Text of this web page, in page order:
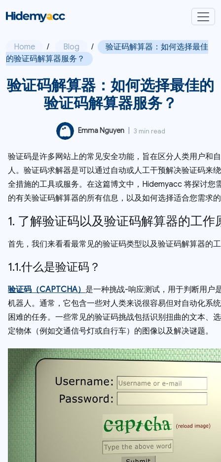
Home / Blog /
验证码解算器：如何选择最佳
的验证码解算器服务？
验证码解算器：如何选择最佳的
验证码解算器服务？
Emma Nguyen 3 min read
验证码是许多网站上的常见安全功能，旨在区分人类用户和
人。验证码求解器是可以通过自动或人工干预解决验证码来
全措施的工具或服务。在这篇博文中，Hidemyacc 将探讨您
的有关验证码解算器的所有信息，以及如何选择适合您需求
1. 了解验证码以及验证码解算器的工作
首先，我们来看看最常见的验证码类型以及验证码解算器的
1.1.什么是验证码？
验证码（CAPTCHA） 是一种挑战-响应测试，用于判断用户
机器人。通常，它包含一些对人类来说很容易但对自动化系
困难的任务。一些常见的验证码挑战包括识别扭曲的文本、
定物体（例如交通信号灯或自行车）的图像以及解决谜题。